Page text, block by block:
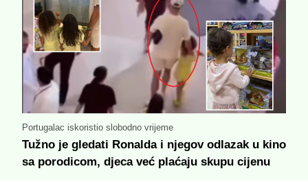
Portugalac iskoristio slobodno vrijeme
Tužno je gledati Ronalda i njegov odlazak u kino
sa porodicom, djeca već plaćaju skupu cijenu